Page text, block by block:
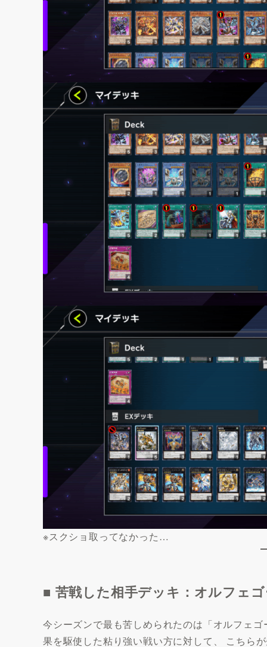
※スクショ取ってなかった…
■ 苦戦した相手デッキ：オルフェ
今シーズンで最も苦しめられたのは「オルフェ
果を駆使した粘り強い戦い方に対して、 こちら